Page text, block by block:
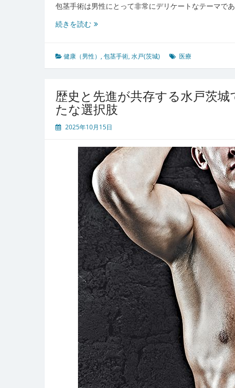
包茎手術は男性にとって非常にデリケートなテーマで
続きを読む水
城
で
し
て
談
き
る
包
茎
手
術
の
現
状
と
地
域
医
療
の
未
来
展
望
健康（男性） ,包茎手術,水戸(茨城) 医療
歴史と先進が共存する水戸茨
たな選択肢
2025年10月15日